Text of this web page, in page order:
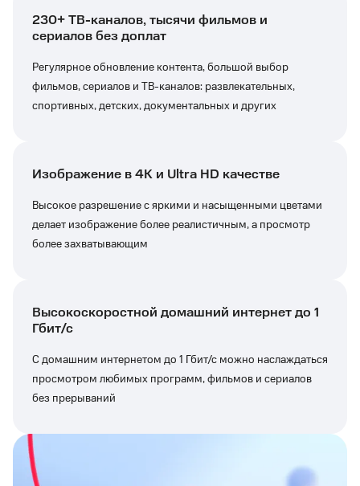
230+ ТВ-каналов, тысячи фильмов и
сериалов без доплат
Регулярное обновление контента, большой выбор
фильмов, сериалов и ТВ-каналов: развлекательных,
спортивных, детских, документальных и других
Изображение в 4К и Ultra HD качестве
Высокое разрешение с яркими и насыщенными цветами
делает изображение более реалистичным, а просмотр
более захватывающим
Высокоскоростной домашний интернет до 1
Гбит/с
С домашним интернетом до 1 Гбит/с можно наслаждаться
просмотром любимых программ, фильмов и сериалов
без прерываний